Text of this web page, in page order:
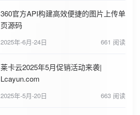
360官方API构建高效便捷的图片上传单
页源码
2025年-6月-24日 661 阅读
莱卡云2025年5月促销活动来袭|
Lcayun.com
2025年-5月-20日 663 阅读